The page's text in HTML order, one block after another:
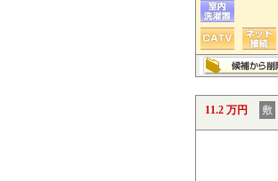
11.2 万円 敷